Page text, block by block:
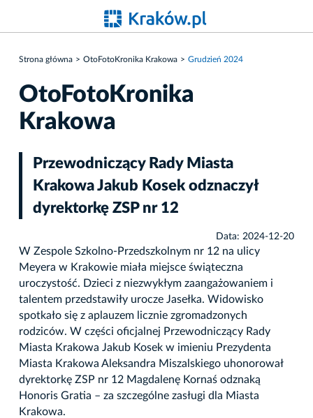
Strona główna OtoFotoKronika Krakowa Grudzień 2024
OtoFotoKronika
Krakowa
Przewodniczący Rady Miasta
Krakowa Jakub Kosek odznaczył
dyrektorkę ZSP nr 12
Data: 2024-12-20
W Zespole Szkolno-Przedszkolnym nr 12 na ulicy
Meyera w Krakowie miała miejsce świąteczna
uroczystość. Dzieci z niezwykłym zaangażowaniem i
talentem przedstawiły urocze Jasełka. Widowisko
spotkało się z aplauzem licznie zgromadzonych
rodziców. W części oficjalnej Przewodniczący Rady
Miasta Krakowa Jakub Kosek w imieniu Prezydenta
Miasta Krakowa Aleksandra Miszalskiego uhonorował
dyrektorkę ZSP nr 12 Magdalenę Kornaś odznaką
Honoris Gratia – za szczególne zasługi dla Miasta
Krakowa.